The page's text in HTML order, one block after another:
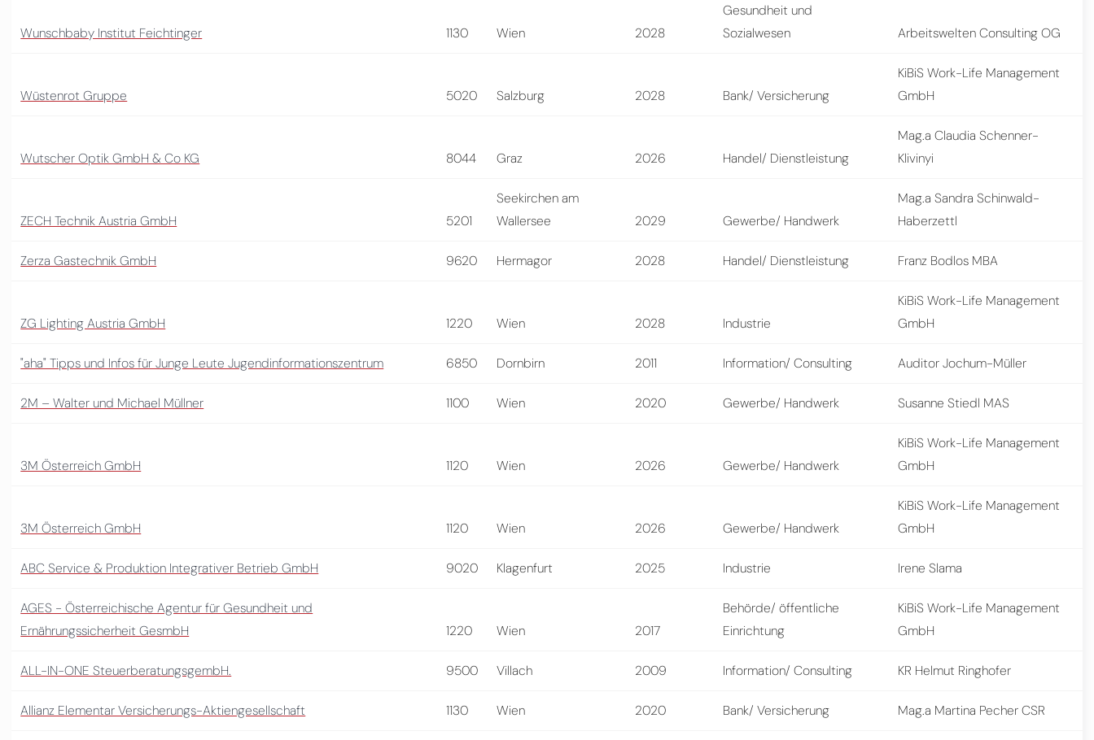
Wunschbaby Institut Feichtinger 1130 Wien 2028
Gesundheit und
Sozialwesen
Arbeitswelten Consulting OG
Wüstenrot Gruppe 5020 Salzburg 2028 Bank/ Versicherung
KiBiS Work-Life Management
GmbH
Wutscher Optik GmbH & Co KG 8044 Graz 2026 Handel/ Dienstleistung
Mag.a Claudia Schenner-
Klivinyi
ZECH Technik Austria GmbH 5201
Seekirchen am
Wallersee
2029 Gewerbe/ Handwerk
Mag.a Sandra Schinwald-
Haberzettl
Zerza Gastechnik GmbH 9620 Hermagor 2028 Handel/ Dienstleistung Franz Bodlos MBA
ZG Lighting Austria GmbH 1220 Wien 2028 Industrie
KiBiS Work-Life Management
GmbH
"aha" Tipps und Infos für Junge Leute Jugendinformationszentrum 6850 Dornbirn 2011 Information/ Consulting Auditor Jochum-Müller
2M – Walter und Michael Müllner 1100 Wien 2020 Gewerbe/ Handwerk Susanne Stiedl MAS
3M Österreich GmbH 1120 Wien 2026 Gewerbe/ Handwerk
KiBiS Work-Life Management
GmbH
3M Österreich GmbH 1120 Wien 2026 Gewerbe/ Handwerk
KiBiS Work-Life Management
GmbH
ABC Service & Produktion Integrativer Betrieb GmbH 9020 Klagenfurt 2025 Industrie Irene Slama
AGES - Österreichische Agentur für Gesundheit und
Ernährungssicherheit GesmbH
1220 Wien 2017
Behörde/ öffentliche
Einrichtung
KiBiS Work-Life Management
GmbH
ALL-IN-ONE SteuerberatungsgembH. 9500 Villach 2009 Information/ Consulting KR Helmut Ringhofer
Allianz Elementar Versicherungs-Aktiengesellschaft 1130 Wien 2020 Bank/ Versicherung Mag.a Martina Pecher CSR